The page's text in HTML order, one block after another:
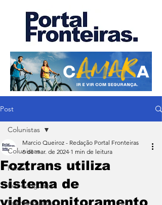
Post
Colunistas
Paraná
Foz do Iguaçu
Puerto Iguazu
Colunistas
Foztrans utiliza
sistema de
videomonitoramento
Marcio Queiroz - Redação Portal Fronteiras
6 de mar. de 2024 1 min de leitura